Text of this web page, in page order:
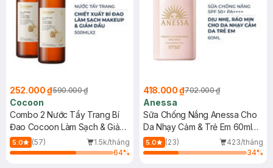
252.000 ₫590.000 ₫
Cocoon
Combo 2 Nước Tẩy Trang Bí
Đao Cocoon Làm Sạch & Giảm
Dầu 500ml
5.0 (57)
1.5k/tháng
64%
418.000 ₫702.000 ₫
Anessa
Sữa Chống Nắng Anessa Cho
Da Nhạy Cảm & Trẻ Em 60ml
(Mới)
5.0 (23)
423/tháng
34%